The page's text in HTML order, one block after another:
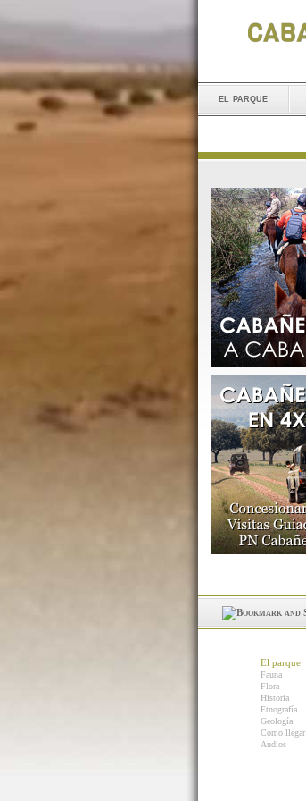
el parque
El parque
Fauna
Flora
Historia
Etnografía
Geología
Como llegar
Audios